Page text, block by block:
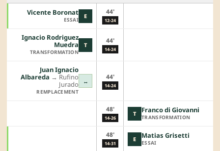
E
Vicente Boronat
ESSAI
44'
12-24
T
Ignacio Rodriguez
Muedra
TRANSFORMATION
44'
14-24
↔
Juan Ignacio
Albareda →︎ Rufino
Jurado
REMPLACEMENT
44'
14-24
48'
14-26
T Franco di Giovanni
TRANSFORMATION
48'
14-31
E Matias Grisetti
ESSAI